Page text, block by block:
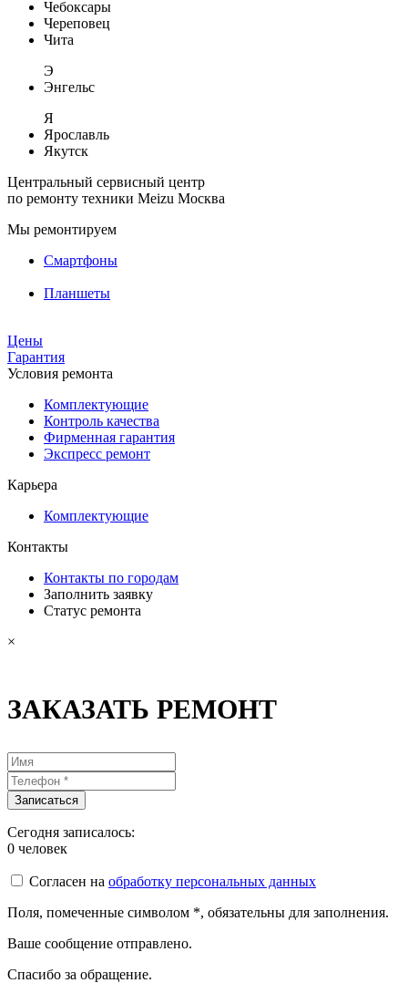
Чебоксары
Череповец
Чита
Э
Энгельс
Я
Ярославль
Якутск
Центральный сервисный центр
по ремонту техники Meizu Москва
Мы ремонтируем
Смартфоны
Планшеты
Цены
Гарантия
Условия ремонта
Комплектующие
Контроль качества
Фирменная гарантия
Экспресс ремонт
Карьера
Комплектующие
Контакты
Контакты по городам
Заполнить заявку
Статус ремонта
×
ЗАКАЗАТЬ РЕМОНТ
Сегодня записалось:
0 человек
Согласен на обработку персональных данных
Поля, помеченные символом *, обязательны для заполнения.
Ваше сообщение отправлено.
Спасибо за обращение.